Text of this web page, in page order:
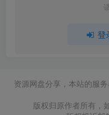
登
资源网盘分享，本站的服
版权归原作者所有，